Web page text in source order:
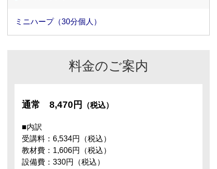
ミニハープ（30分個人）
料金のご案内
通常 8,470円 （税込）
■内訳
受講料：6,534円（税込）
教材費：1,606円（税込）
設備費：330円（税込）